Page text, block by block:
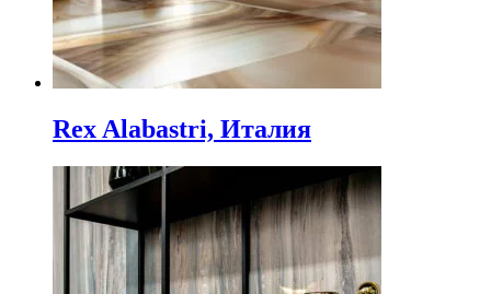
Rex Alabastri, Италия